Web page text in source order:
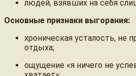
людей, взявших на себя
Основные признаки выгорания:
хроническая усталость, не
отдыха;
ощущение «я ничего не